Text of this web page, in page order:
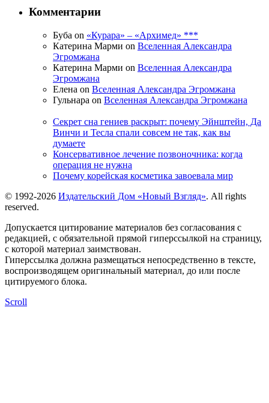
Комментарии
Буба on «Курара» – «Архимед» ***
Катерина Марми on Вселенная Александра
Эгромжана
Катерина Марми on Вселенная Александра
Эгромжана
Елена on Вселенная Александра Эгромжана
Гульнара on Вселенная Александра Эгромжана
Секрет сна гениев раскрыт: почему Эйнштейн, Да
Винчи и Тесла спали совсем не так, как вы
думаете
Консервативное лечение позвоночника: когда
операция не нужна
Почему корейская косметика завоевала мир
© 1992-2026 Издательский Дом «Новый Взгляд». All rights
reserved.
Допускается цитирование материалов без согласования с
редакцией, с обязательной прямой гиперссылкой на страницу,
с которой материал заимствован.
Гиперссылка должна размещаться непосредственно в тексте,
воспроизводящем оригинальный материал, до или после
цитируемого блока.
Scroll